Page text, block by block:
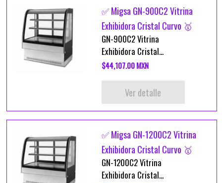
✅ Migsa GN-900C2 Vitrina
Exhibidora Cristal Curvo 🥇
GN-900C2 Vitrina
Exhibidora Cristal...
$44,107.00 MXN
Ver detalle
✅ Migsa GN-1200C2 Vitrina
Exhibidora Cristal Curvo 🥇
GN-1200C2 Vitrina
Exhibidora Cristal...